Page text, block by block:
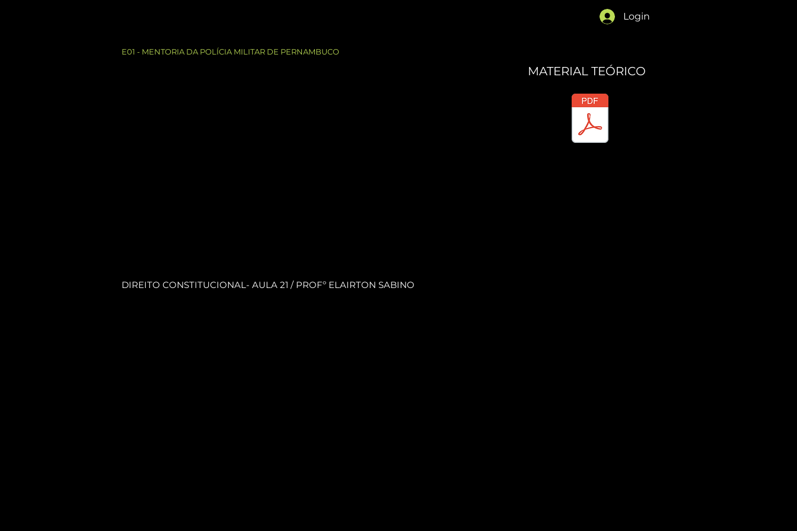
Login
E01 - MENTORIA DA POLÍCIA MILITAR DE PERNAMBUCO
MATERIAL TEÓRICO
DIREITO CONSTITUCIONAL- AULA 21 / PROFº ELAIRTON SABINO